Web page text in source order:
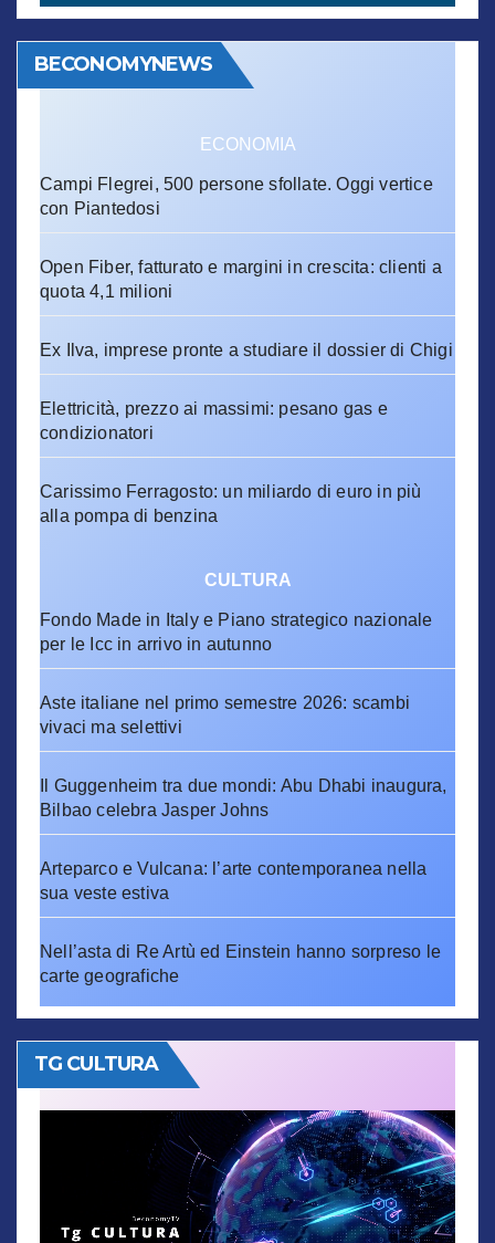
BECONOMYNEWS
ECONOMIA
Campi Flegrei, 500 persone sfollate. Oggi vertice
con Piantedosi
Open Fiber, fatturato e margini in crescita: clienti a
quota 4,1 milioni
Ex Ilva, imprese pronte a studiare il dossier di Chigi
Elettricità, prezzo ai massimi: pesano gas e
condizionatori
Carissimo Ferragosto: un miliardo di euro in più
alla pompa di benzina
CULTURA
Fondo Made in Italy e Piano strategico nazionale
per le Icc in arrivo in autunno
Aste italiane nel primo semestre 2026: scambi
vivaci ma selettivi
Il Guggenheim tra due mondi: Abu Dhabi inaugura,
Bilbao celebra Jasper Johns
Arteparco e Vulcana: l’arte contemporanea nella
sua veste estiva
Nell’asta di Re Artù ed Einstein hanno sorpreso le
carte geografiche
TG CULTURA